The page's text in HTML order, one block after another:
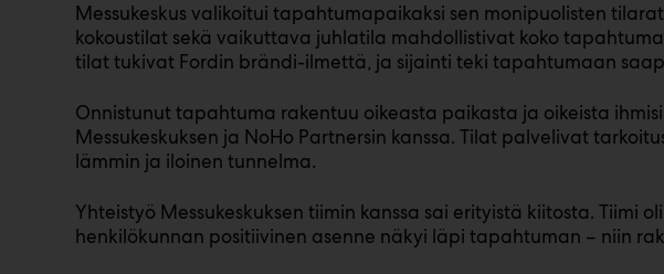
Messukeskus valikoitui tapahtumapaikaksi sen monipuolisten
kokoustilat sekä vaikuttava juhlatila mahdollistivat koko
tilat tukivat Fordin brändi-ilmettä, ja sijainti teki tapahtumaan
Onnistunut tapahtuma rakentuu oikeasta paikasta ja oikeista
Messukeskuksen ja NoHo Partnersin kanssa. Tilat palvelivat
lämmin ja iloinen tunnelma.
Yhteistyö Messukeskuksen tiimin kanssa sai erityistä kiitosta.
henkilökunnan positiivinen asenne näkyi läpi tapahtuman – niin